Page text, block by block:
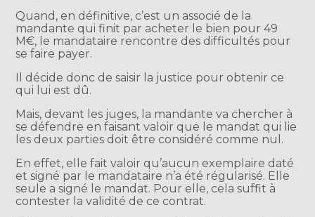
Quand, en définitive, c’est un associé de la
mandante qui finit par acheter le bien pour 49
M€, le mandataire rencontre des difficultés pour
se faire payer.
Il décide donc de saisir la justice pour obtenir ce
qui lui est dû.
Mais, devant les juges, la mandante va chercher à
se défendre en faisant valoir que le mandat qui lie
les deux parties doit être considéré comme nul.
En effet, elle fait valoir qu’aucun exemplaire daté
et signé par le mandataire n’a été régularisé. Elle
seule a signé le mandat. Pour elle, cela suffit à
contester la validité de ce contrat.